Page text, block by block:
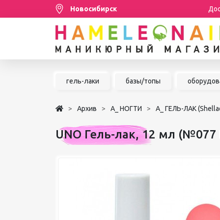
Новосибирск
Распродажа
НАРАЩИВАНИЕ РЕСНИЦ
ШУГАРИНГ/ДЕПИЛЯЦИЯ
гель-лаки базы/топы
Архив А_ НОГТИ А_ ГЕЛЬ-ЛАК
UNO Гель-лак, 12 мл (№077